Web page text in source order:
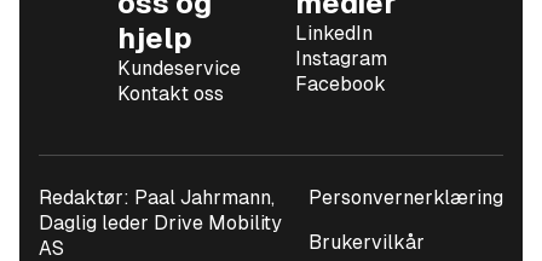
hjelp
Kundeservice
Kontakt oss
LinkedIn
Instagram
Facebook
Redaktør: Paal Jahrmann,
Daglig leder Drive Mobility
AS
Personvernerklæring
Brukervilkår